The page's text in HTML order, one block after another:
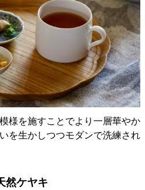
様を施すことでより一層華やか
を生かしつつモダンで洗練され
然ケヤキ